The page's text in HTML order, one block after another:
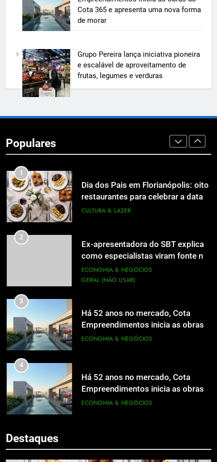
Cota 365 e apresenta uma nova forma
de morar
Grupo Pereira lança iniciativa pioneira
e escalável de aproveitamento de
frutas, legumes e verduras
Populares
e mostra na prática como reduzir
custos, evitar desperdícios e
ECONOMIA & NEGÓCIOS
A 6ª edição do Prêmio ACI OCESC
de Jornalismo está com as
inscrições abertas
UTILIDADE PÚBLICA
A 6ª edição do Prêmio ACI OCESC
de Jornalismo está com as
1
Dia dos Pais em Florianópolis: oito
restaurantes para celebrar a data
em família
CULTURA & LAZER
2
Ex-apresentadora do SBT explica
como especialistas viram fonte na
mídia
ECONOMIA & NEGÓCIOS
GERAL (NÃO USAR)
3
Há 52 anos no mercado, Cota
Empreendimentos inicia as obras
do Cota 365 e apresenta uma nova
ECONOMIA & NEGÓCIOS
4
Há 52 anos no mercado, Cota
Empreendimentos inicia as obras
do Cota 365 e apresenta uma nova
ECONOMIA & NEGÓCIOS
Destaques
5
e verduras
ECONOMIA & NEGÓCIOS